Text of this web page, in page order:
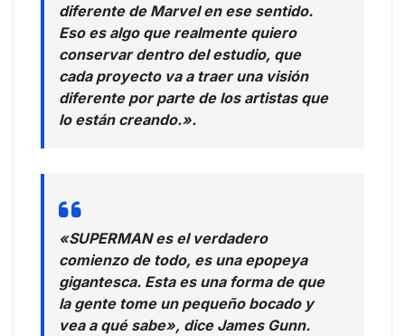
diferente de Marvel en ese sentido.
Eso es algo que realmente quiero
conservar dentro del estudio, que
cada proyecto va a traer una visión
diferente por parte de los artistas que
lo están creando.».
«SUPERMAN es el verdadero
comienzo de todo, es una epopeya
gigantesca. Esta es una forma de que
la gente tome un pequeño bocado y
vea a qué sabe», dice James Gunn.